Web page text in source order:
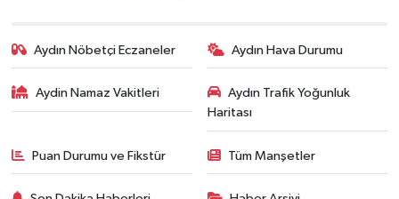
Aydın Nöbetçi Eczaneler Aydın Hava Durumu
Aydin Namaz Vakitleri
Aydın Trafik Yoğunluk
Haritası
Puan Durumu ve Fikstür Tüm Manşetler